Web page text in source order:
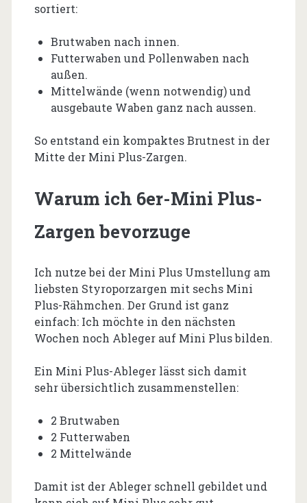
sortiert:
Brutwaben nach innen.
Futterwaben und Pollenwaben nach
außen.
Mittelwände (wenn notwendig) und
ausgebaute Waben ganz nach aussen.
So entstand ein kompaktes Brutnest in der
Mitte der Mini Plus-Zargen.
Warum ich 6er-Mini Plus-
Zargen bevorzuge
Ich nutze bei der Mini Plus Umstellung am
liebsten Styroporzargen mit sechs Mini
Plus-Rähmchen. Der Grund ist ganz
einfach: Ich möchte in den nächsten
Wochen noch Ableger auf Mini Plus bilden.
Ein Mini Plus-Ableger lässt sich damit
sehr übersichtlich zusammenstellen:
2 Brutwaben
2 Futterwaben
2 Mittelwände
Damit ist der Ableger schnell gebildet und